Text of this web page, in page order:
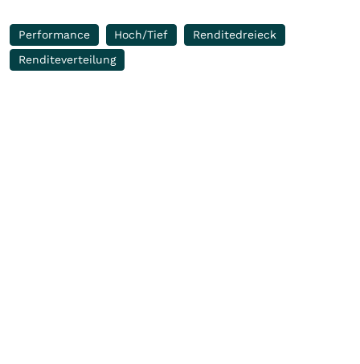
Performance Hoch/Tief
Renditedreieck
Renditeverteilung